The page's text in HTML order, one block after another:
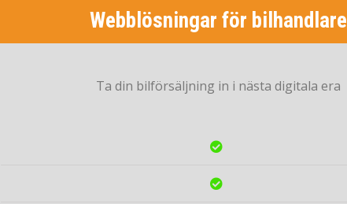
Webblösningar för bilhandlare
Ta din bilförsäljning in i nästa digitala era